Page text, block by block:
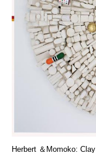
Herbert ＆ Momoko: Clay